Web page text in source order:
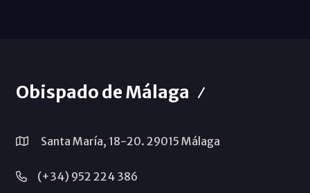
Obispado de Málaga
Santa María, 18-20. 29015 Málaga
(+34) 952 224 386